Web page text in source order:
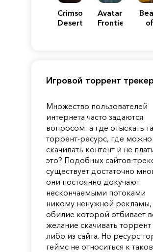
Crimson
Desert
Avatar:
Frontiers
of
Игровой торрент
Множество пользователей
интернета часто задаются
вопросом: а где отыскать
торрент-ресурс, где можно
скачивать контент и не
это? Подобных сайтов-
существует достаточно
они постоянно докучают
нескончаемыми потоками
никому ненужной рекламы,
обилие которой отбивает
желание скачивать торрент
либо из сайта. Но ресурс
геймс не относиться к